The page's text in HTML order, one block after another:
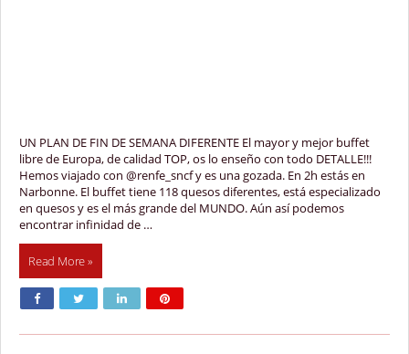
UN PLAN DE FIN DE SEMANA DIFERENTE El mayor y mejor buffet
libre de Europa, de calidad TOP, os lo enseño con todo DETALLE!!!
Hemos viajado con @renfe_sncf y es una gozada. En 2h estás en
Narbonne. El buffet tiene 118 quesos diferentes, está especializado
en quesos y es el más grande del MUNDO. Aún así podemos
encontrar infinidad de …
Read More »